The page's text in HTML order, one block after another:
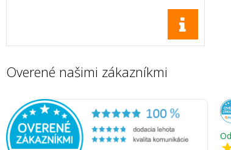
Overené našimi zákazníkmi